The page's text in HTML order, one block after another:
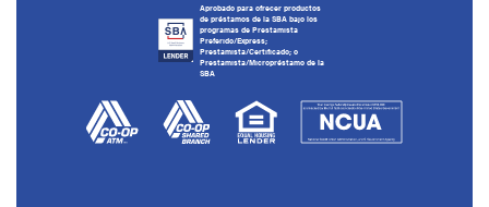
Aprobado para ofrecer productos
de préstamos de la SBA bajo los
programas de Prestamista
Preferido/Express;
Prestamista/Certificado; o
Prestamista/Micropréstamo de la
SBA
(Opens in a new Window)
(Opens in a new Window)
(Opens in a new Window)